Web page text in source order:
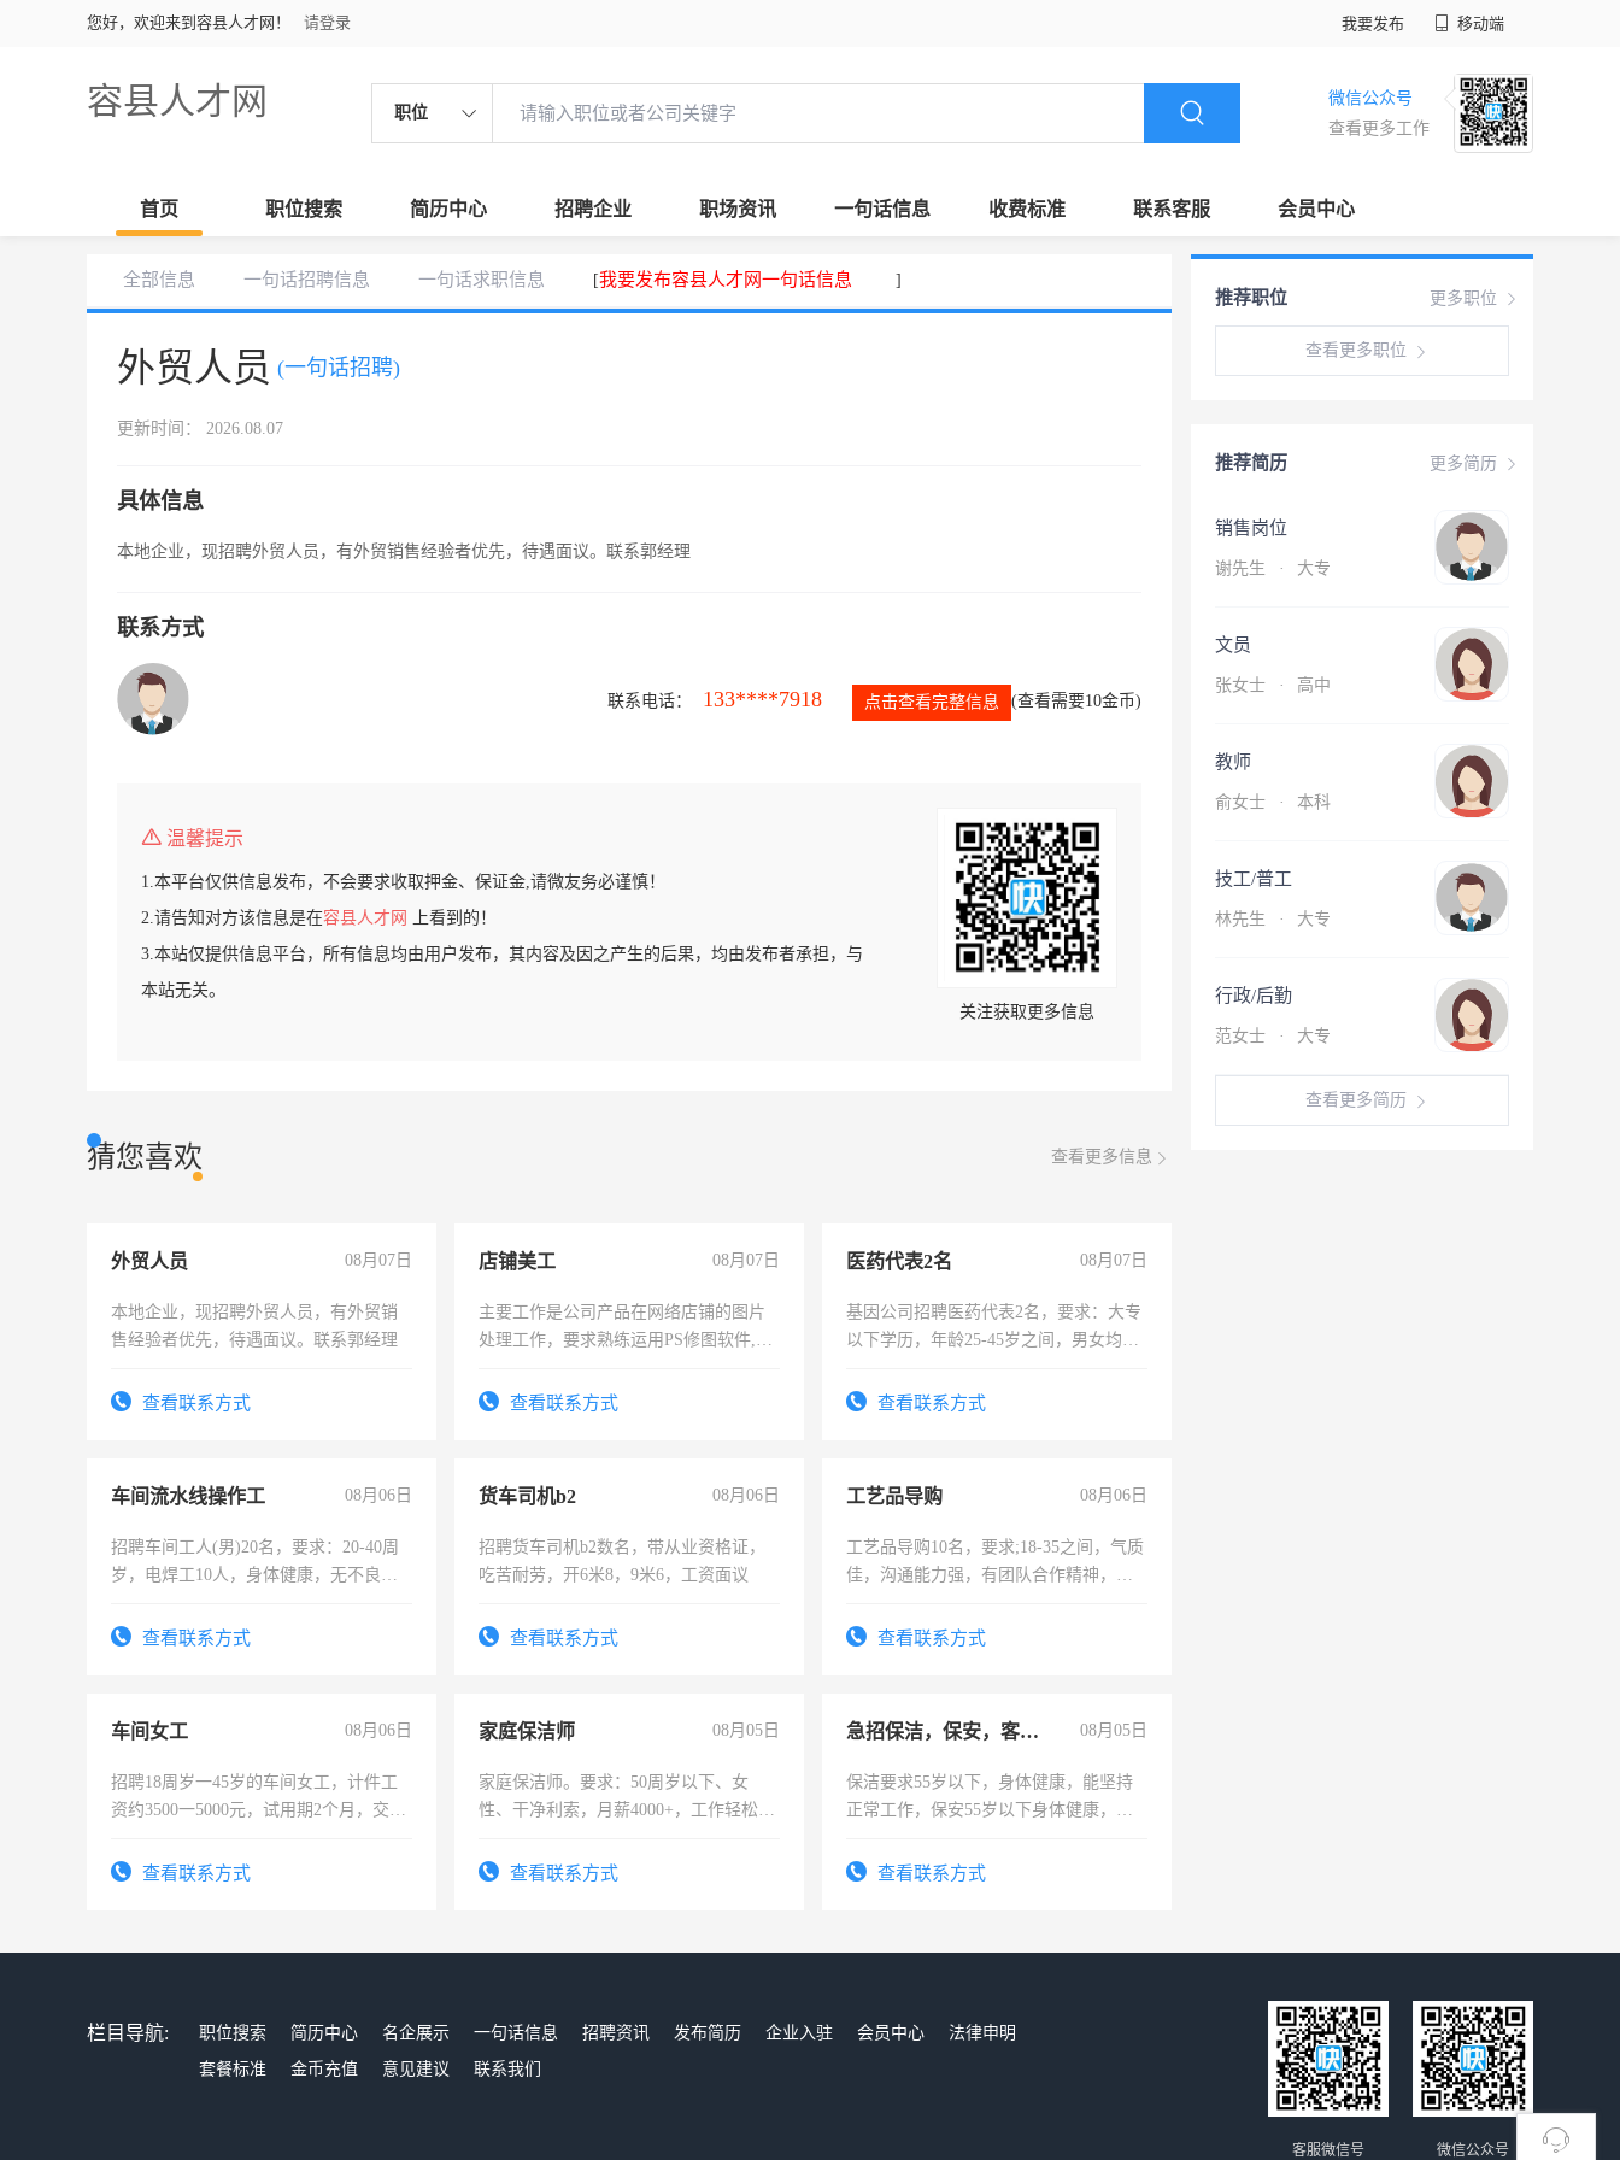
您好，欢迎来到容县人才网！ 请登录 我要发布 移动端
容县人才网 职位
微信公众号
查看更多工作
首页 职位搜索 简历中心 招聘企业 职场资讯 一句话信息 收费标准 联系客服 会员中心
全部信息 一句话招聘信息 一句话求职信息 [我要发布容县人才网一句话信息 ]
外贸人员 (一句话招聘)
更新时间： 2026.08.07
具体信息
本地企业，现招聘外贸人员，有外贸销售经验者优先，待遇面议。联系郭经理
联系方式
联系电话： 133****7918 点击查看完整信息 (查看需要10金币)
温馨提示
1.本平台仅供信息发布，不会要求收取押金、保证金,请微友务必谨慎！
2.请告知对方该信息是在容县人才网
上看到的！
3.本站仅提供信息平台，所有信息均由用户发布，其内容及因之产生的后果，均由发布者承担，与
本站无关。
关注获取更多信息
猜您喜欢 查看更多信息
外贸人员 08月07日
本地企业，现招聘外贸人员，有外贸销
售经验者优先，待遇面议。联系郭经理
查看联系方式
店铺美工 08月07日
主要工作是公司产品在网络店铺的图片
处理工作，要求熟练运用PS修图软件,工
查看联系方式
医药代表2名 08月07日
基因公司招聘医药代表2名，要求：大专
以下学历，年龄25-45岁之间，男女均
表或者有医学资质的优先，底薪+绩效，
查看联系方式
车间流水线操作工 08月06日
招聘车间工人(男)20名，要求：20-40周
岁，电焊工10人，身体健康，无不良嗜
宿，免费发放劳保用品，两班倒，每月
查看联系方式
货车司机b2 08月06日
招聘货车司机b2数名，带从业资格证，
吃苦耐劳，开6米8，9米6，工资面议
查看联系方式
工艺品导购 08月06日
工艺品导购10名，要求;18-35之间，气质
佳，沟通能力强，有团队合作精神，有
查看联系方式
车间女工 08月06日
招聘18周岁一45岁的车间女工，计件工
资约3500一5000元，试用期2个月，交五
查看联系方式
家庭保洁师 08月05日
家庭保洁师。要求：50周岁以下、女
性、干净利索，月薪4000+，工作轻松，
太太等。查看联系方式
急招保洁，保安，客服，工程 08月05日
保洁要求55岁以下，身体健康，能坚持
正常工作，保安55岁以下身体健康，有
录，客服要求45岁以下高中以上文化，
查看联系方式
更多职位
推荐职位
查看更多职位
更多简历
推荐简历
销售岗位
谢先生 · 大专
文员
张女士 · 高中
教师
俞女士 · 本科
技工/普工
林先生 · 大专
行政/后勤
范女士 · 大专
查看更多简历
栏目导航: 职位搜索 简历中心 名企展示 一句话信息 招聘资讯 发布简历 企业入驻 会员中心
法律申明
套餐标准
金币充值 意见建议 联系我们
微信公众号
客服微信号